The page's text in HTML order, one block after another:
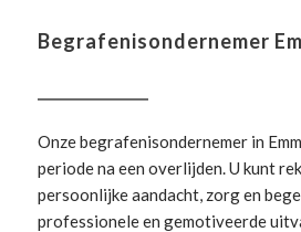
Begrafenisondernemer
Onze begrafenisondernemer in
periode na een overlijden. U kunt
persoonlijke aandacht, zorg en
professionele en gemotiveerde